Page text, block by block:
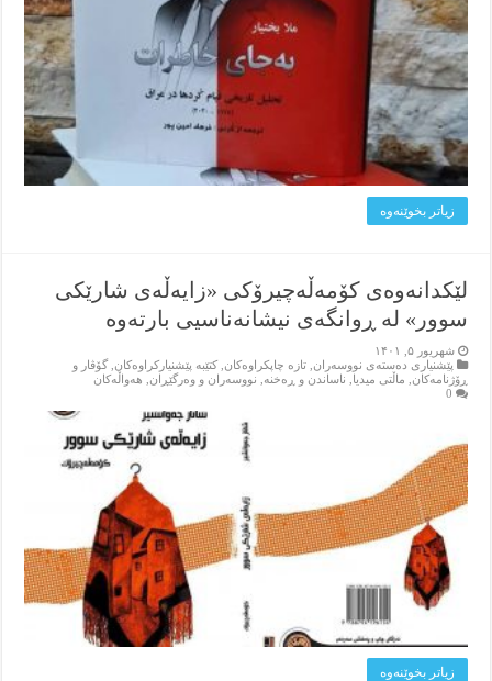
زیاتر بخوێنه‌وه‌
لێکدانه‌وه‌ی کۆمه‌ڵه‌چیرۆکی «زایه‌ڵه‌ی شارێکی
سوور» له‌ ڕوانگه‌ی نیشانه‌ناسیی بارته‌وه‌
شهریور ۵, ۱۴۰۱
پێشنیاری ده‌سته‌ی نووسه‌ران ,تازه‌ چاپکراوه‌کان ,کتێبه‌ پێشنیارکراوه‌کان ,گۆڤار و
ڕۆژنامه‌کان
ماڵتی میدیا ناساندن و ڕه‌خنه‌ نووسه‌ران و وه‌رگێڕان
هه‌واڵه‌کان
0
زیاتر بخوێنه‌وه‌